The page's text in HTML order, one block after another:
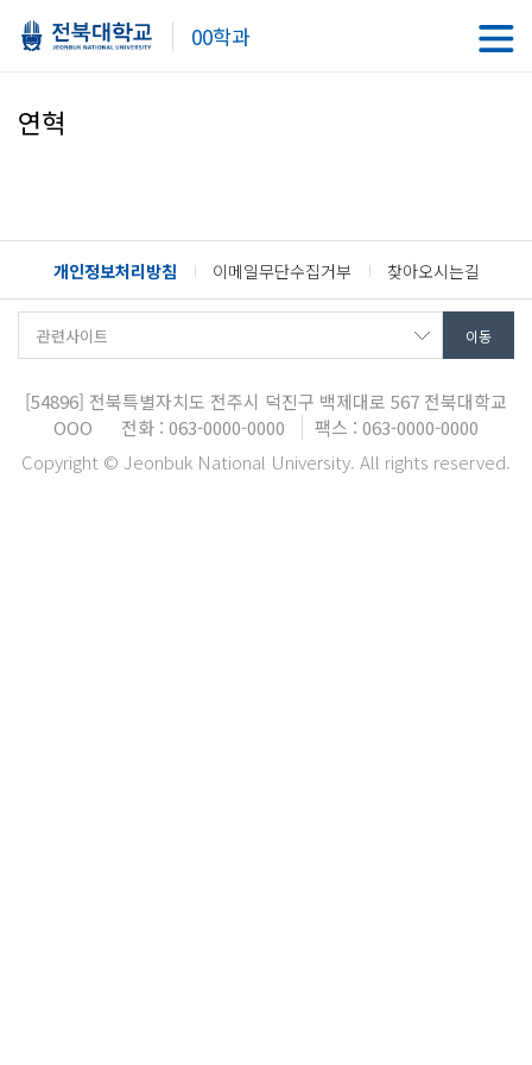
00학과
연혁
개인정보처리방침 이메일무단수집거부 찾아오시는길
[54896] 전북특별자치도 전주시 덕진구 백제대로 567 전북대학교
OOO
전화 : 063-0000-0000
팩스 : 063-0000-0000
Copyright © Jeonbuk National University. All rights reserved.